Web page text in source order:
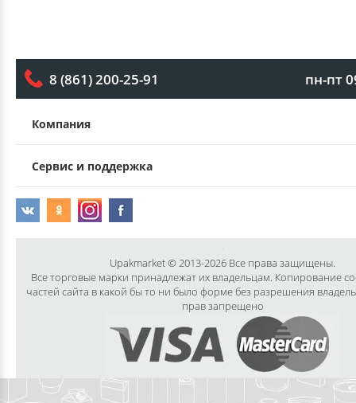
8 (861) 200-25-91 пн-пт
Компания
Сервис и поддержка
Upakmarket © 2013-2026 Все права защищены.
Все торговые марки принадлежат их владельцам. Копирование
частей сайта в какой бы то ни было форме без разрешения
прав запрещено